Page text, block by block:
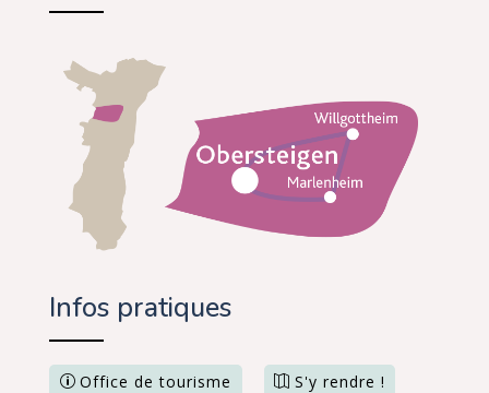
Infos pratiques
Office de tourisme S'y rendre !